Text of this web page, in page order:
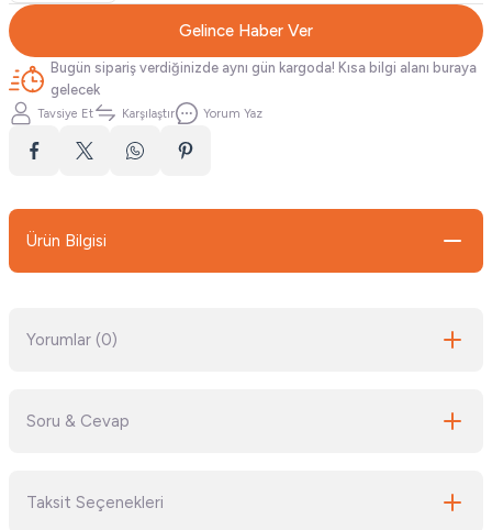
Gelince Haber Ver
Bugün sipariş verdiğinizde aynı gün kargoda! Kısa bilgi alanı buraya
gelecek
Tavsiye Et Karşılaştır Yorum Yaz
Ürün Bilgisi
Yorumlar (0)
Soru & Cevap
Taksit Seçenekleri